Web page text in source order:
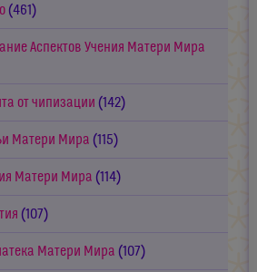
(461)
Аспектов Учения Матери Мира
от чипизации (142)
Матери Мира (115)
Матери Мира (114)
(107)
Матери Мира (107)